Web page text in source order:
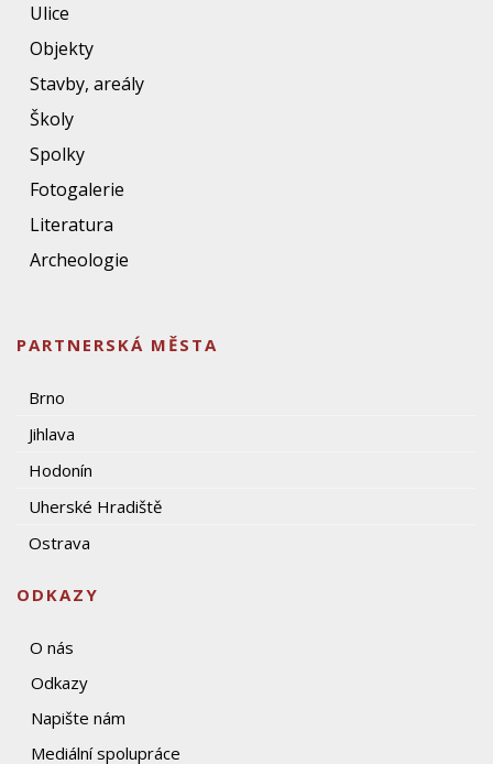
Ulice
Objekty
Stavby, areály
Školy
Spolky
Fotogalerie
Literatura
Archeologie
PARTNERSKÁ MĚSTA
Brno
Jihlava
Hodonín
Uherské Hradiště
Ostrava
ODKAZY
O nás
Odkazy
Napište nám
Mediální spolupráce